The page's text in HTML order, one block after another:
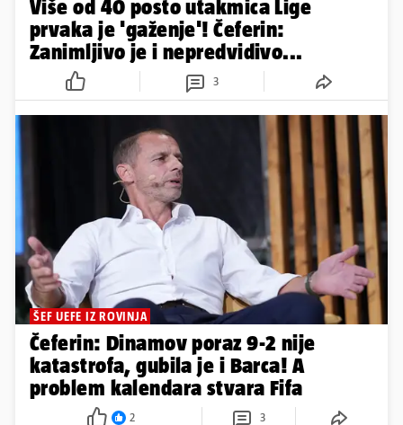
Više od 40 posto utakmica Lige
prvaka je 'gaženje'! Čeferin:
Zanimljivo je i nepredvidivo...
3
ŠEF UEFE IZ ROVINJA
Čeferin: Dinamov poraz 9-2 nije
katastrofa, gubila je i Barca! A
problem kalendara stvara Fifa
2 3